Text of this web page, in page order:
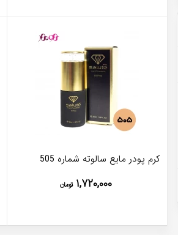
کرم پودر مایع سالوته شماره 505
۱,۷۲۰,۰۰۰ تومان